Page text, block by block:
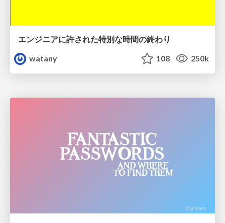
エンジニアに許された特別な時間の終わり
watany
108 250k